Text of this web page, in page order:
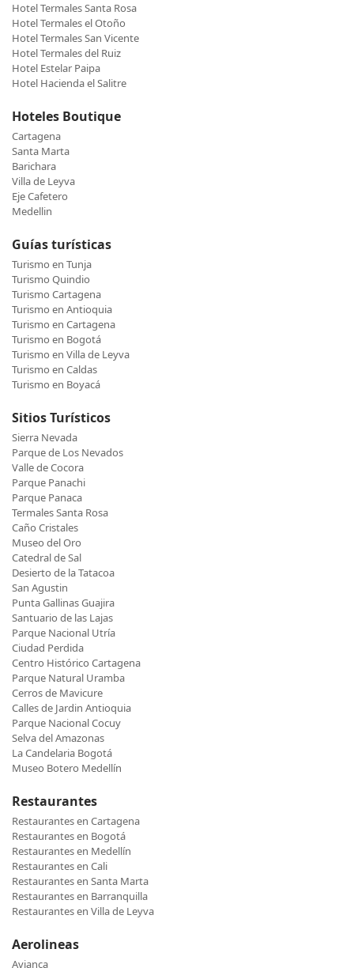
Hotel Termales Santa Rosa
Hotel Termales el Otoño
Hotel Termales San Vicente
Hotel Termales del Ruiz
Hotel Estelar Paipa
Hotel Hacienda el Salitre
Hoteles Boutique
Cartagena
Santa Marta
Barichara
Villa de Leyva
Eje Cafetero
Medellin
Guías turísticas
Turismo en Tunja
Turismo Quindio
Turismo Cartagena
Turismo en Antioquia
Turismo en Cartagena
Turismo en Bogotá
Turismo en Villa de Leyva
Turismo en Caldas
Turismo en Boyacá
Sitios Turísticos
Sierra Nevada
Parque de Los Nevados
Valle de Cocora
Parque Panachi
Parque Panaca
Termales Santa Rosa
Caño Cristales
Museo del Oro
Catedral de Sal
Desierto de la Tatacoa
San Agustin
Punta Gallinas Guajira
Santuario de las Lajas
Parque Nacional Utría
Ciudad Perdida
Centro Histórico Cartagena
Parque Natural Uramba
Cerros de Mavicure
Calles de Jardin Antioquia
Parque Nacional Cocuy
Selva del Amazonas
La Candelaria Bogotá
Museo Botero Medellín
Restaurantes
Restaurantes en Cartagena
Restaurantes en Bogotá
Restaurantes en Medellín
Restaurantes en Cali
Restaurantes en Santa Marta
Restaurantes en Barranquilla
Restaurantes en Villa de Leyva
Aerolineas
Avianca